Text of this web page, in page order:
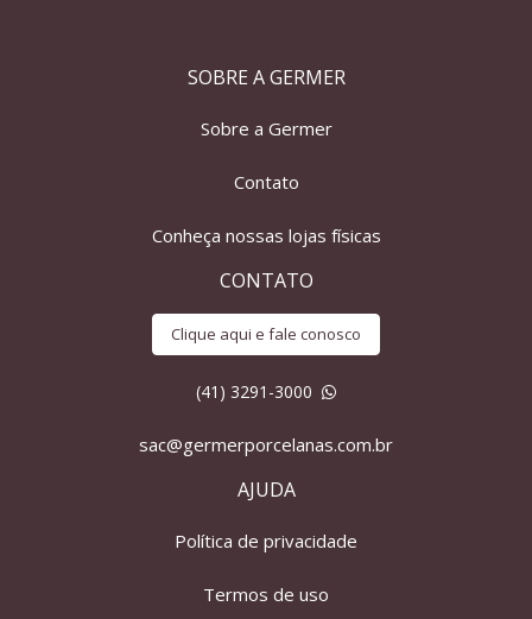
SOBRE A GERMER
Sobre a Germer
Contato
Conheça nossas lojas físicas
CONTATO
Clique aqui e fale conosco
(41) 3291-3000
sac@germerporcelanas.com.br
AJUDA
Política de privacidade
Termos de uso